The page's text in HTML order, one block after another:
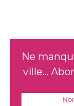
Ne
ville...